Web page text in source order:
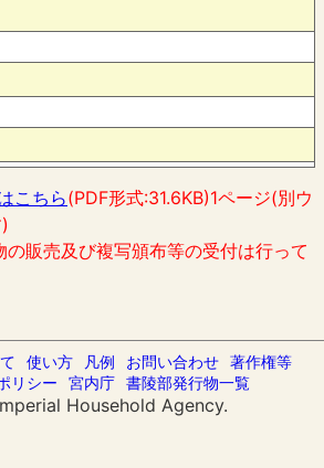
こちら(PDF形式:31.6KB)1ページ(別ウ
販売及び複写頒布等の受付は行って
使い方 凡例 お問い合わせ 著作権等
リシー
宮内庁 書陵部発行物一覧
Household Agency.